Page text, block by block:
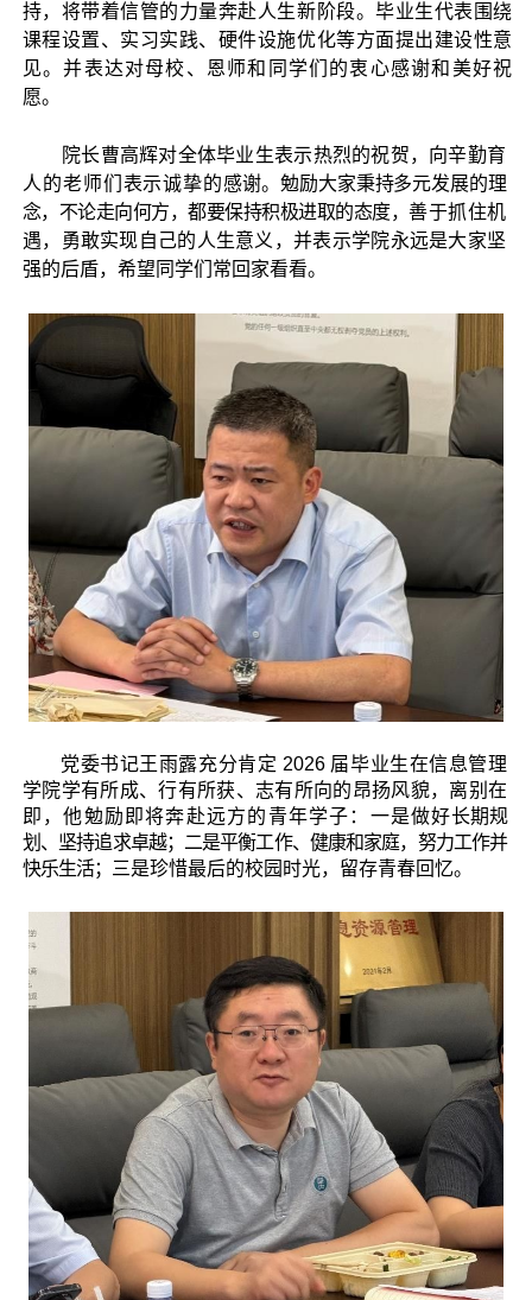
持，将带着信管的力量奔赴人生新阶段。毕业生代表围绕
课程设置、实习实践、硬件设施优化等方面提出建设性意
见。并表达对母校、恩师和同学们的衷心感谢和美好祝
愿。
院长曹高辉对全体毕业生表示热烈的祝贺，向辛勤育
人的老师们表示诚挚的感谢。勉励大家秉持多元发展的理
念，不论走向何方，都要保持积极进取的态度，善于抓住机
遇，勇敢实现自己的人生意义，并表示学院永远是大家坚
强的后盾，希望同学们常回家看看。
党委书记王雨露充分肯定 2026 届毕业生在信息管理
学院学有所成、行有所获、志有所向的昂扬风貌，离别在
即，他勉励即将奔赴远方的青年学子：一是做好长期规
划、坚持追求卓越；二是平衡工作、健康和家庭，努力工作并
快乐生活；
三是珍惜最后的校园时光，留存青春回忆。